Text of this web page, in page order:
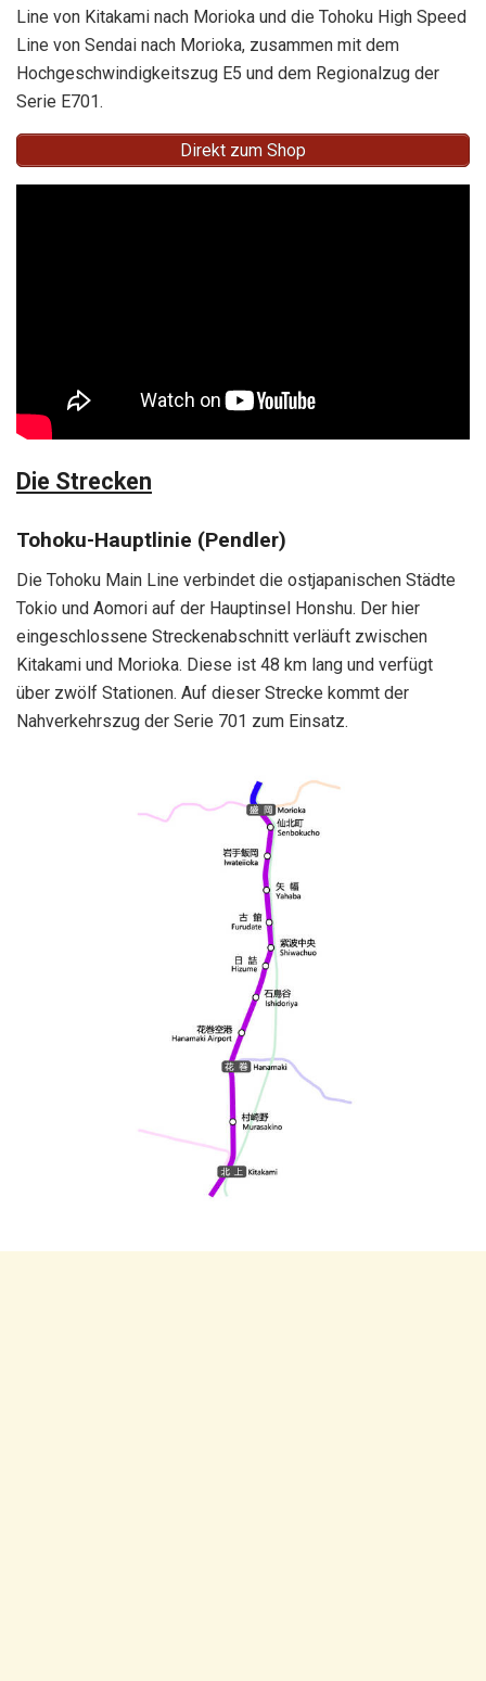
Line von Kitakami nach Morioka und die Tohoku High Speed
​​Line von Sendai nach Morioka, zusammen mit dem
Hochgeschwindigkeitszug E5 und dem Regionalzug der
Serie E701.
Direkt zum Shop
Die Strecken
Tohoku-Hauptlinie (Pendler)
Die Tohoku Main Line verbindet die ostjapanischen Städte
Tokio und Aomori auf der Hauptinsel Honshu. Der hier
eingeschlossene Streckenabschnitt verläuft zwischen
Kitakami und Morioka. Diese ist 48 km lang und verfügt
über zwölf Stationen. Auf dieser Strecke kommt der
Nahverkehrszug der Serie 701 zum Einsatz.